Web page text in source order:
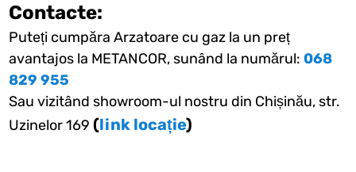
Contacte:
Puteți cumpăra Arzatoare cu gaz la un preț
avantajos la METANCOR, sunând la numărul: 068
829 955
Sau vizitând showroom-ul nostru din Chișinău, str.
Uzinelor 169(link locație)